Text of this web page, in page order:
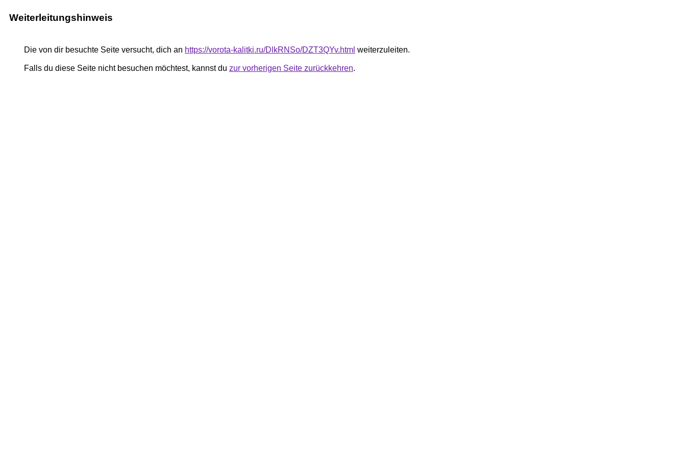
Weiterleitungshinweis
Die von dir besuchte Seite versucht, dich an https://vorota-kalitki.ru/DlkRNSo/DZT3QYv.html weiterzuleiten.
Falls du diese Seite nicht besuchen möchtest, kannst du zur vorherigen Seite zurückkehren.